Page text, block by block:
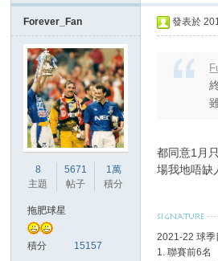
討
Forever_Fan
8
主題
5671
帖子
1萬
積分
拖肥球星
積分 15157
發表於
都同意1月
場我地唔缺
2021-22 球季
1. 聯賽前6名